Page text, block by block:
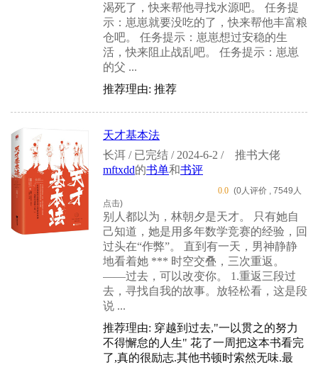
渴死了，快来帮他寻找水源吧。 任务提
示：崽崽就要没吃的了，快来帮他丰富粮
仓吧。 任务提示：崽崽想过安稳的生
活，快来阻止战乱吧。 任务提示：崽崽
的父 ...
推荐理由: 推荐
天才基本法
长洱 / 已完结 / 2024-6-2 /
推书大佬
mftxdd的书单和书评
0.0 (0人评价 , 7549人
点击)
别人都以为，林朝夕是天才。 只有她自
己知道，她是用多年数学竞赛的经验，回
过头在“作弊”。 直到有一天，男神静静
地看着她 *** 时空交叠，三次重返。
——过去，可以改变你。 1.重返三段过
去，寻找自我的故事。放轻松看，这是段
说 ...
推荐理由: 穿越到过去,"一以贯之的努力
不得懈怠的人生" 花了一周把这本书看完
了,真的很励志.其他书顿时索然无味.最